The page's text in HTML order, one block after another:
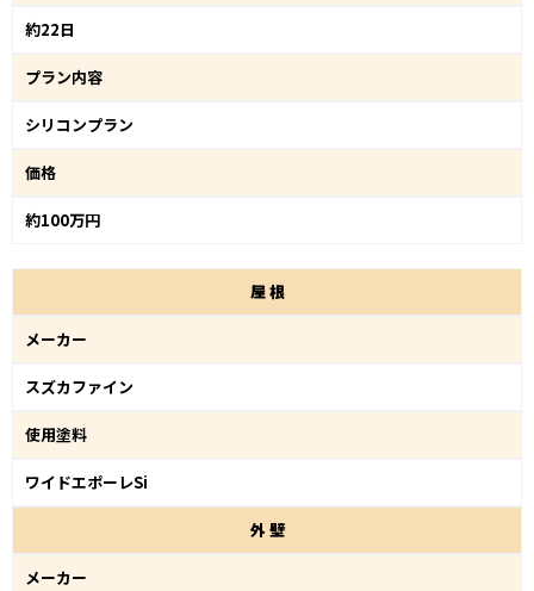
約22日
プラン内容
シリコンプラン
価格
約100万円
屋根
メーカー
スズカファイン
使用塗料
ワイドエポーレSi
外壁
メーカー